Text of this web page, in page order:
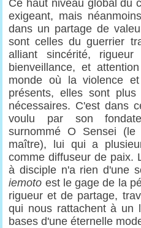
Ce haut niveau global du
exigeant, mais
dans un partage de
sont celles du guerrier
alliant sincérité,
bienveillance, et
monde où la violence
présents, elles sont
nécessaires. C'est dans
voulu par son
surnommé O Sensei
maître), lui qui a
comme diffuseur de paix.
à disciple n'a rien d'une
iemoto est le gage de la
rigueur et de partage,
qui nous rattachent à un
bases d'une éternelle